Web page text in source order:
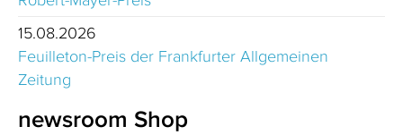
15.08.2026
Feuilleton-Preis der Frankfurter Allgemeinen
Zeitung
newsroom Shop